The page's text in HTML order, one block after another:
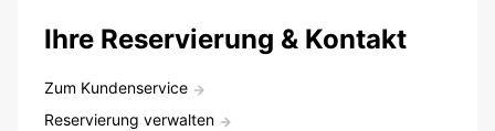
Ihre Reservierung & Kontakt
Zum Kundenservice
Reservierung verwalten